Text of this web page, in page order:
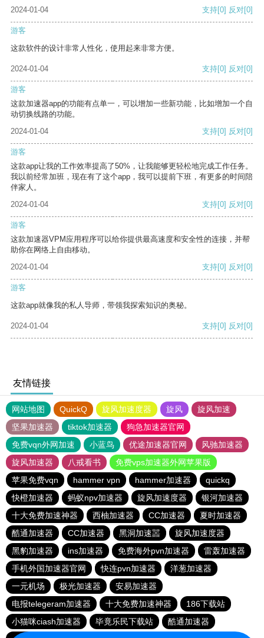
2024-01-04 支持[0] 反对[0]
游客
这款软件的设计非常人性化，使用起来非常方便。
2024-01-04 支持[0] 反对[0]
游客
这款加速器app的功能有点单一，可以增加一些新功能，比如增加一个自
动切换线路的功能。
2024-01-04
支持[0] 反对[0]
游客
这款app让我的工作效率提高了50%，让我能够更轻松地完成工作任务。
我以前经常加班，现在有了这个app，我可以提前下班，有更多的时间陪
伴家人。
2024-01-04
支持[0] 反对[0]
游客
这款加速器VPM应用程序可以给你提供最高速度和安全性的连接，并帮
助你在网络上自由移动。
2024-01-04
支持[0] 反对[0]
游客
这款app就像我的私人导师，带领我探索知识的奥秘。
2024-01-04 支持[0] 反对[0]
友情链接
网站地图 QuickQ 旋风加速度器 旋风
旋风加速
坚果加速器
tiktok加速器
狗急加速器官网
免费vqn外网加速
小蓝鸟 优途加速器官网
风驰加速器
旋风加速器
八戒看书
免费vps加速器外网苹果版
苹果免费vqn
hammer vpn hammer加速器
quickq
快橙加速器
蚂蚁npv加速器 旋风加速度器
银河加速器
十大免费加速神器
西柚加速器 CC加速器
夏时加速器
酷通加速器
CC加速器 黑洞加速噐
旋风加速度器
黑豹加速器
ins加速器 免费海外pvn加速器
雷轰加速器
手机外国加速器官网
快连pvn加速器
洋葱加速器
一元机场
极光加速器
安易加速器
电报telegeram加速器
十大免费加速神器
186下载站
小猫咪ciash加速器
毕竟乐民下载站
酷通加速器